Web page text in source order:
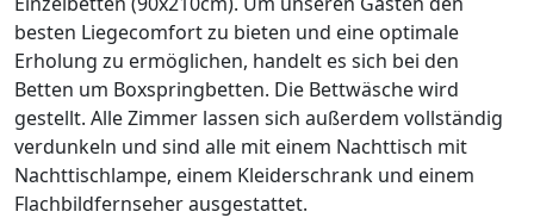
besten Liegecomfort zu bieten und eine optimale
Erholung zu ermöglichen, handelt es sich bei den
Betten um Boxspringbetten. Die Bettwäsche wird
gestellt. Alle Zimmer lassen sich außerdem vollständig
verdunkeln und sind alle mit einem Nachttisch mit
Nachttischlampe, einem Kleiderschrank und einem
Flachbildfernseher ausgestattet.